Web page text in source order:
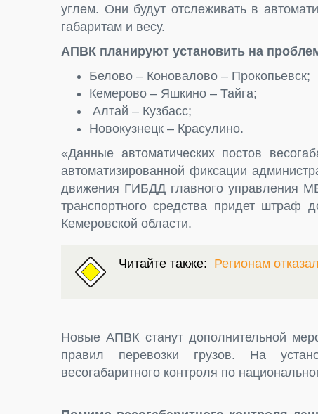
углем. Они будут отслеживать в
габаритам и весу.
АПВК планируют установить на
Белово – Коновалово – Прокопьевск;
Кемерово – Яшкино – Тайга;
Алтай – Кузбасс;
Новокузнецк – Красулино.
«Данные автоматических постов
автоматизированной фиксации
движения ГИБДД главного управления
транспортного средства придет штраф
Кемеровской области.
Читайте также: Регионам
Новые АПВК станут дополнительной
правил перевозки грузов. На
весогабаритного контроля по